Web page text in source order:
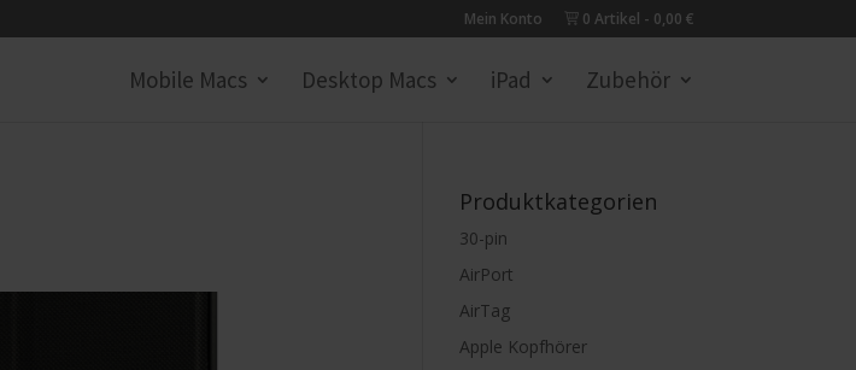
Mein Konto 0 Artikel 0,00 €
Mobile Macs Desktop Macs iPad Zubehör
Produktkategorien
30-pin
AirPort
AirTag
Apple Kopfhörer